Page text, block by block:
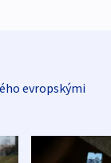
evropskými